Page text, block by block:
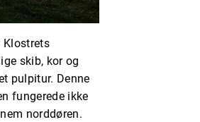
Klostrets
skib, kor og
pulpitur. Denne
fungerede ikke
norddøren.